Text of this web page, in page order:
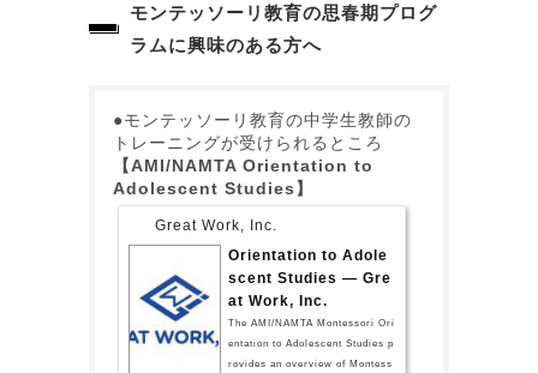
モンテッソーリ教育の思春期プログ
ラムに興味のある方へ
●モンテッソーリ教育の中学生教師の
トレーニングが受けられるところ
【AMI/NAMTA Orientation to
Adolescent Studies】
Great Work, Inc.
Orientation to Adole
scent Studies — Gre
at Work, Inc.
The AMI/NAMTA Montessori Ori
entation to Adolescent Studies p
rovides an overview of Montess